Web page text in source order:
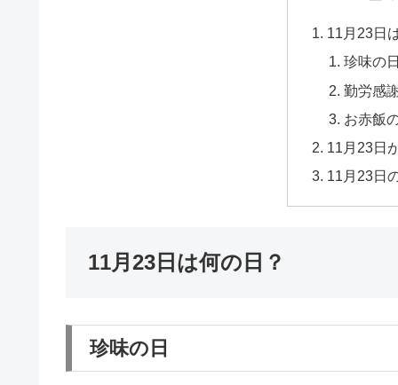
11月23日
珍味の日
勤労感
お赤飯
11月23日
11月23日
11月23日は何の日？
珍味の日